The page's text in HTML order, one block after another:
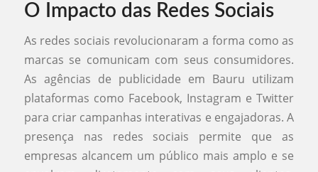
O Impacto das Redes Sociais
As redes sociais revolucionaram a forma como as
marcas se comunicam com seus consumidores.
As agências de publicidade em Bauru utilizam
plataformas como Facebook, Instagram e Twitter
para criar campanhas interativas e engajadoras. A
presença nas redes sociais permite que as
empresas alcancem um público mais amplo e se